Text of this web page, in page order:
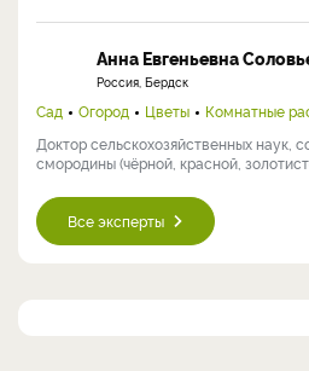
Анна Евгеньевна
Россия, Бердск
Сад Огород Цветы Комнатные
Доктор сельскохозяйственных наук,
смородины (чёрной, красной,
Все эксперты